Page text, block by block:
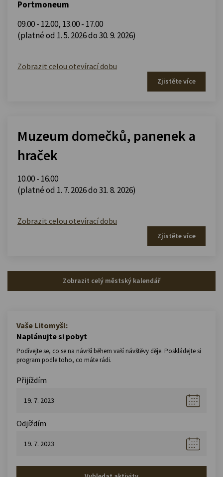
Portmoneum
09.00 - 12.00, 13.00 - 17.00
(platné od 1. 5. 2026 do 30. 9. 2026)
Zobrazit celou otevírací dobu
Zjistěte více
Muzeum domečků, panenek a
hraček
10.00 - 16.00
(platné od 1. 7. 2026 do 31. 8. 2026)
Zobrazit celou otevírací dobu
Zjistěte více
Zobrazit celý městský kalendář
Vaše Litomyšl:
Naplánujte si pobyt
Podívejte se, co se na návrší během vaší návštěvy děje. Poskládejte si
program podle toho, co máte rádi.
Přijíždím
Odjíždím